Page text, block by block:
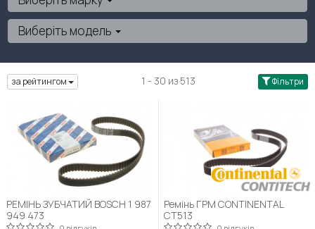
Виберіть модель
за рейтингом 1 - 30 из 513 Фільтри
РЕМІНЬ ЗУБЧАТИЙ BOSCH 1 987
949 473
Ремінь ГРМ CONTINENTAL
CT513